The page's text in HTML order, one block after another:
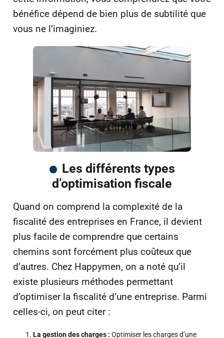
bénéfice dépend de bien plus de subtilité que
vous ne l’imaginiez.
Les différents types
d’optimisation fiscale
Quand on comprend la complexité de la
fiscalité des entreprises en France, il devient
plus facile de comprendre que certains
chemins sont forcément plus coûteux que
d’autres. Chez Happymen, on a noté qu’il
existe plusieurs méthodes permettant
d’optimiser la fiscalité d’une entreprise. Parmi
celles-ci, on peut citer :
La gestion des charges : Optimiser les charges d’une